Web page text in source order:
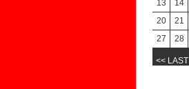
13
14
20
21
27
28
<< LAST